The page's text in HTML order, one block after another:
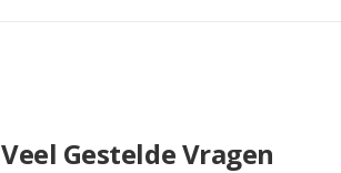
Veel Gestelde Vragen